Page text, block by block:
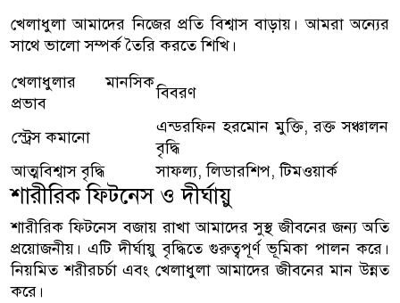
খেলাধুলা আমাদের নিজের প্রতি বিশ্বাস বাড়ায়। আমরা অন্যের
সাথে ভালো সম্পর্ক তৈরি করতে শিখি।
খেলাধুলার মানসিক
প্রভাব
বিবরণ
স্ট্রেস কমানো
এন্ডরফিন হরমোন মুক্তি, রক্ত সঞ্চালন
বৃদ্ধি
আত্মবিশ্বাস বৃদ্ধি
সাফল্য, লিডারশিপ, টিমওয়ার্ক
শারীরিক ফিটনেস ও দীর্ঘায়ু
শারীরিক ফিটনেস বজায় রাখা আমাদের সুস্থ জীবনের জন্য অতি
প্রয়োজনীয়। এটি দীর্ঘায়ু বৃদ্ধিতে গুরুত্বপূর্ণ ভূমিকা পালন করে।
নিয়মিত শরীরচর্চা এবং খেলাধুলা আমাদের জীবনের মান উন্নত
করে।